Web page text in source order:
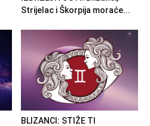
Strijelac i Škorpija moraće...
BLIZANCI: STIŽE TI